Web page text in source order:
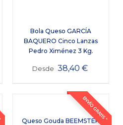
Bola Queso GARCÍA
BAQUERO Cinco Lanzas
Pedro Ximénez 3 Kg.
Desde 38,40 €
ENVÍO GRATIS *
Queso Gouda BEEMSTER